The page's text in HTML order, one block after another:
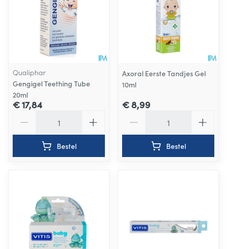
Qualiphar
Gengigel Teething Tube
20ml
€ 17,84
Bestel
Axoral Eerste Tandjes Gel
10ml
€ 8,99
Bestel